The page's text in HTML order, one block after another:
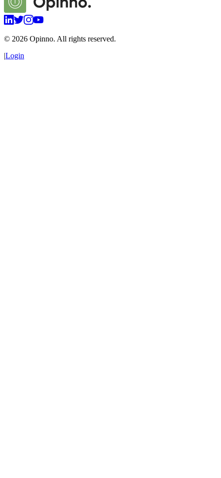
© 2026 Opinno. All rights reserved.
|Login